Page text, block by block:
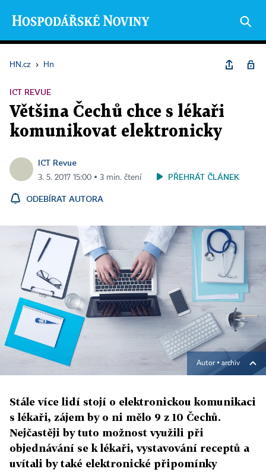
HN.cz › Hn
ICT REVUE
Většina Čechů chce s lékaři
komunikovat elektronicky
ICT Revue
3. 5. 2017 15:00 ▪ 3 min. čtení PŘEHRÁT ČLÁNEK
ODEBÍRAT AUTORA
Autor ▪ archiv
Stále více lidí stojí o elektronickou komunikaci
s lékaři, zájem by o ni mělo 9 z 10 Čechů.
Nejčastěji by tuto možnost využili při
objednávání se k lékaři, vystavování receptů a
uvítali by také elektronické připomínky